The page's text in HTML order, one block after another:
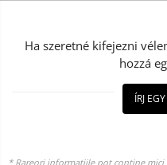
Ha szeretné kifejezni
hozzá
ÍRJ